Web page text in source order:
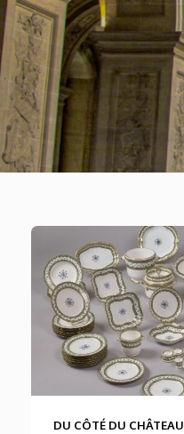
DU CÔTÉ DU CHÂTEAU